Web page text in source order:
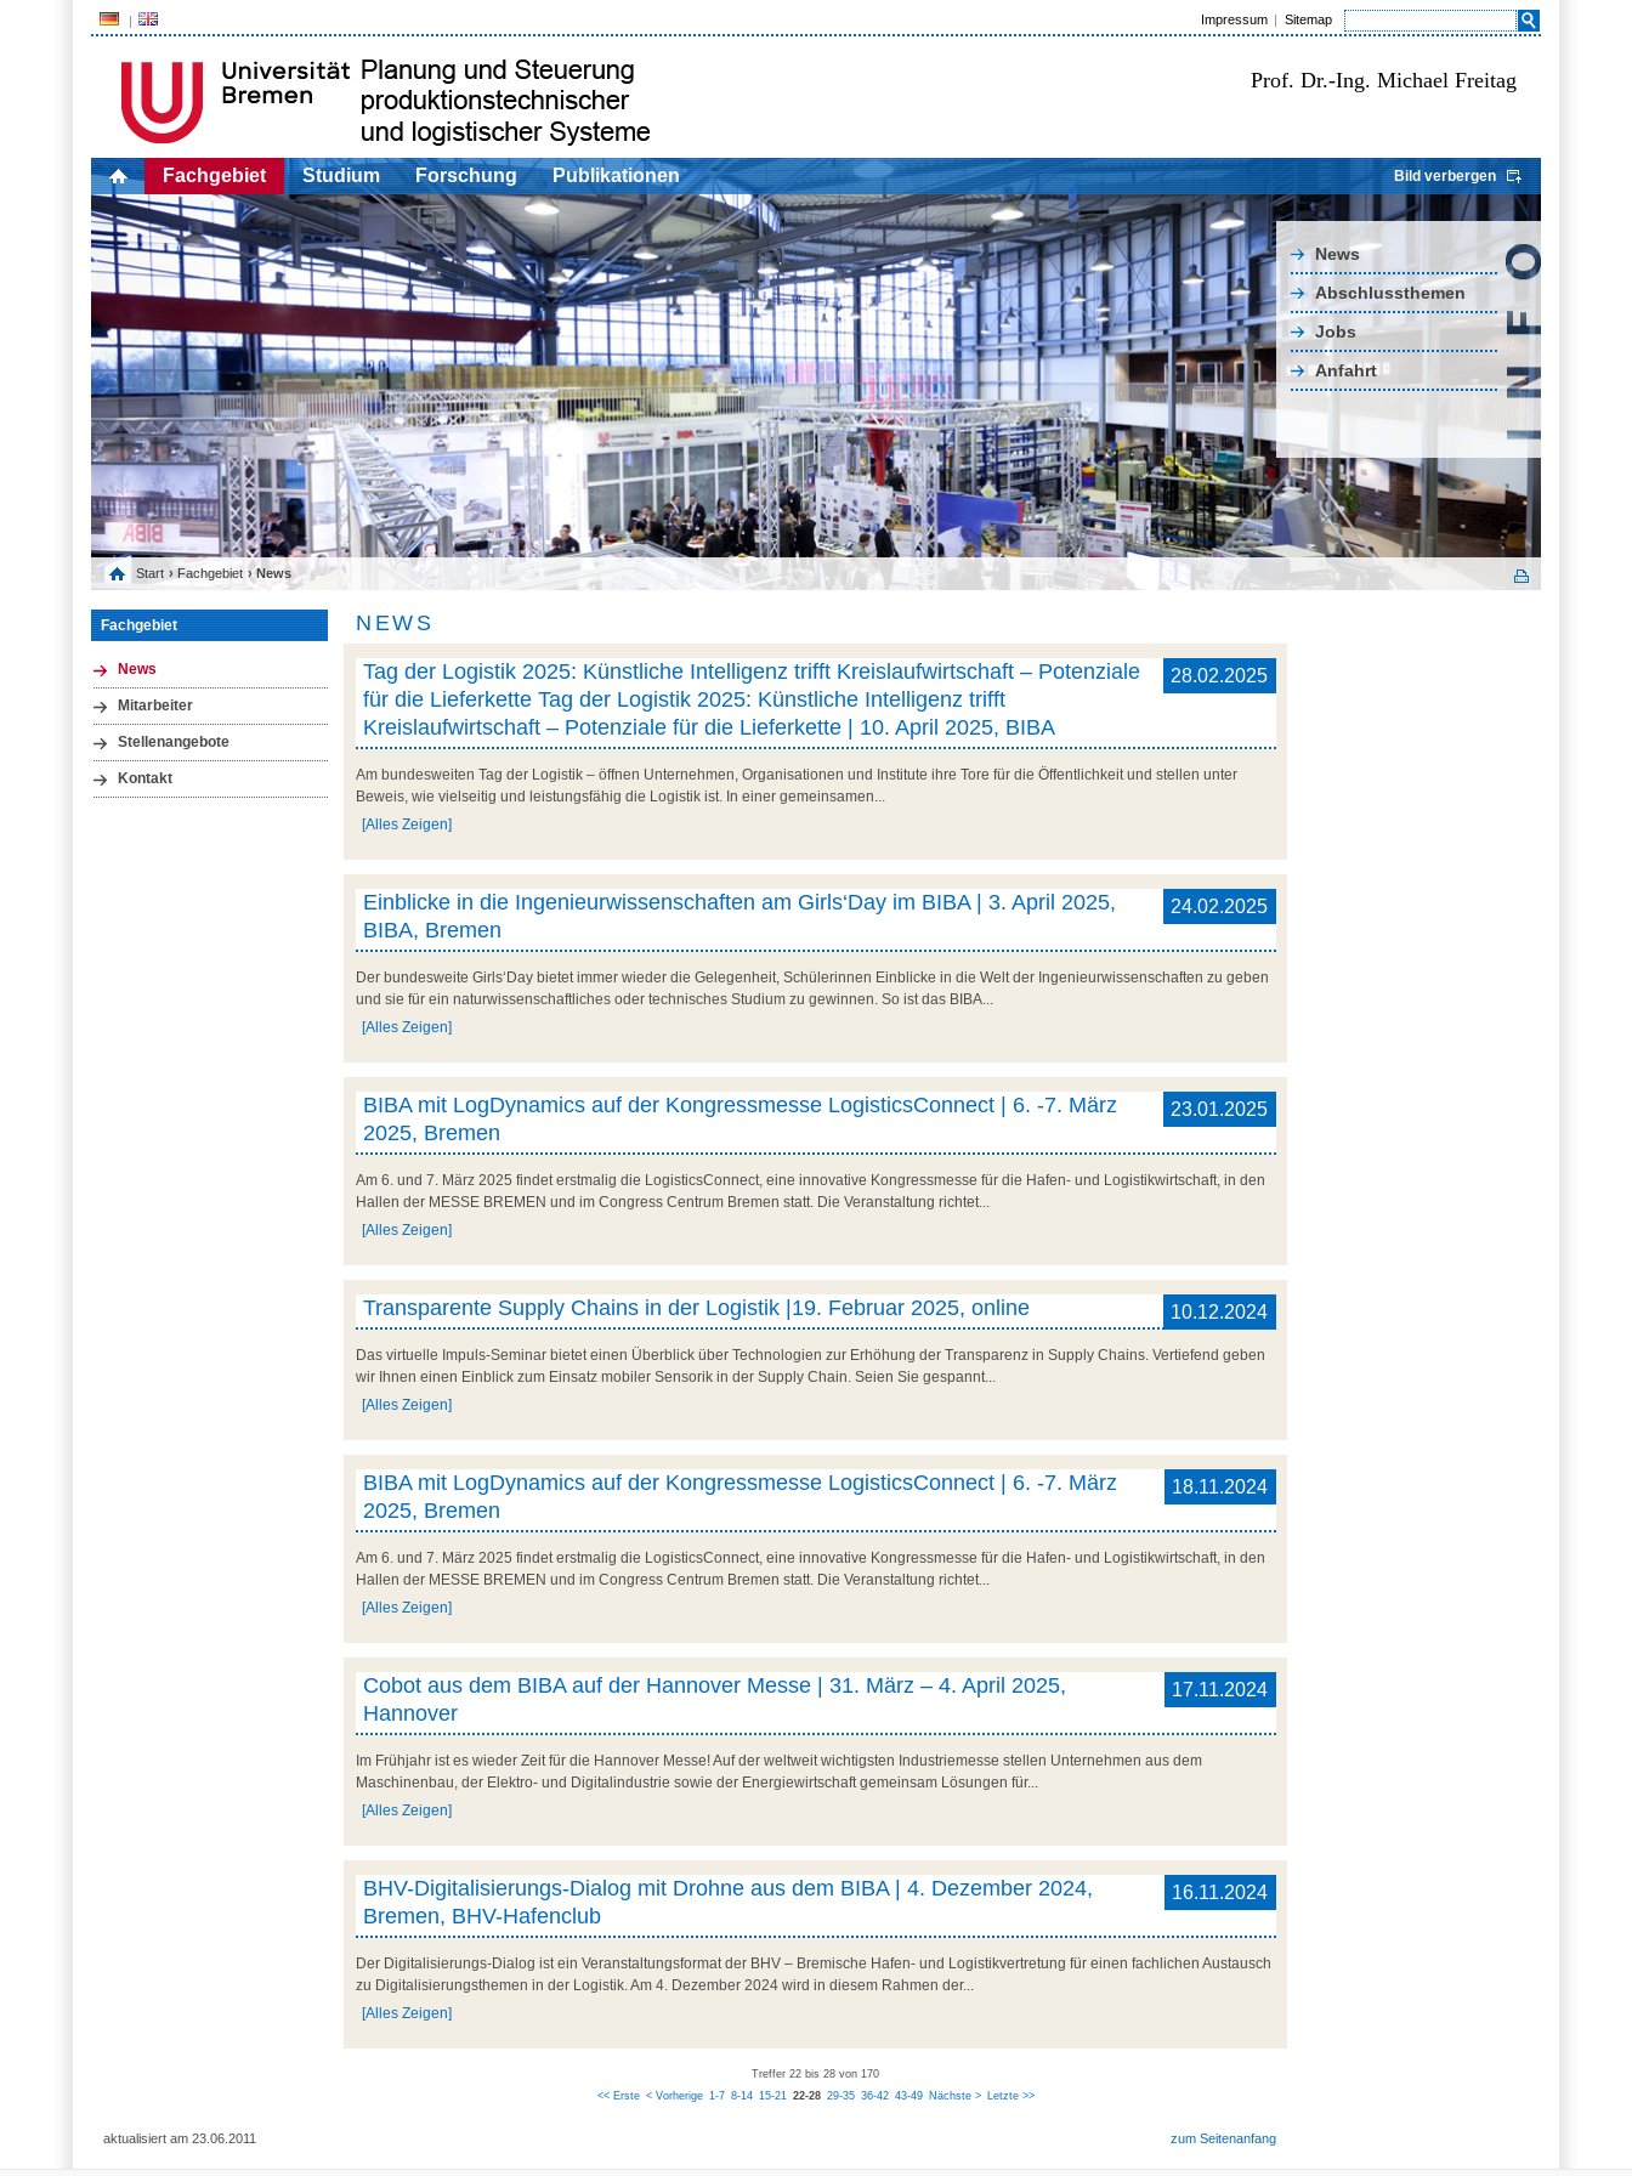
Impressum Sitemap
Prof. Dr.-Ing. Michael Freitag
Fachgebiet Studium Forschung Publikationen Bild verbergen
News
Abschlussthemen
Jobs
Anfahrt
Start › Fachgebiet › News
Fachgebiet
News
Mitarbeiter
Stellenangebote
Kontakt
NEWS
28.02.2025
Tag der Logistik 2025: Künstliche Intelligenz trifft Kreislaufwirtschaft – Potenziale
für die Lieferkette Tag der Logistik 2025: Künstliche Intelligenz trifft
Kreislaufwirtschaft – Potenziale für die Lieferkette | 10. April 2025, BIBA
Am bundesweiten Tag der Logistik – öffnen Unternehmen, Organisationen und Institute ihre Tore für die Öffentlichkeit und stellen unter
Beweis, wie vielseitig und leistungsfähig die Logistik ist. In einer gemeinsamen...
[Alles Zeigen]
24.02.2025
Einblicke in die Ingenieurwissenschaften am Girls‘Day im BIBA | 3. April 2025,
BIBA, Bremen
Der bundesweite Girls‘Day bietet immer wieder die Gelegenheit, Schülerinnen Einblicke in die Welt der Ingenieurwissenschaften zu geben
und sie für ein naturwissenschaftliches oder technisches Studium zu gewinnen. So ist das BIBA...
[Alles Zeigen]
23.01.2025
BIBA mit LogDynamics auf der Kongressmesse LogisticsConnect | 6. -7. März
2025, Bremen
Am 6. und 7. März 2025 findet erstmalig die LogisticsConnect, eine innovative Kongressmesse für die Hafen- und Logistikwirtschaft, in den
Hallen der MESSE BREMEN und im Congress Centrum Bremen statt. Die Veranstaltung richtet...
[Alles Zeigen]
10.12.2024
Transparente Supply Chains in der Logistik |19. Februar 2025, online
Das virtuelle Impuls-Seminar bietet einen Überblick über Technologien zur Erhöhung der Transparenz in Supply Chains. Vertiefend geben
wir Ihnen einen Einblick zum Einsatz mobiler Sensorik in der Supply Chain. Seien Sie gespannt...
[Alles Zeigen]
18.11.2024
BIBA mit LogDynamics auf der Kongressmesse LogisticsConnect | 6. -7. März
2025, Bremen
Am 6. und 7. März 2025 findet erstmalig die LogisticsConnect, eine innovative Kongressmesse für die Hafen- und Logistikwirtschaft, in den
Hallen der MESSE BREMEN und im Congress Centrum Bremen statt. Die Veranstaltung richtet...
[Alles Zeigen]
17.11.2024
Cobot aus dem BIBA auf der Hannover Messe | 31. März – 4. April 2025,
Hannover
Im Frühjahr ist es wieder Zeit für die Hannover Messe! Auf der weltweit wichtigsten Industriemesse stellen Unternehmen aus dem
Maschinenbau, der Elektro- und Digitalindustrie sowie der Energiewirtschaft gemeinsam Lösungen für...
[Alles Zeigen]
16.11.2024
BHV-Digitalisierungs-Dialog mit Drohne aus dem BIBA | 4. Dezember 2024,
Bremen, BHV-Hafenclub
Der Digitalisierungs-Dialog ist ein Veranstaltungsformat der BHV – Bremische Hafen- und Logistikvertretung für einen fachlichen Austausch
zu Digitalisierungsthemen in der Logistik. Am 4. Dezember 2024 wird in diesem Rahmen der...
[Alles Zeigen]
Treffer 22 bis 28 von 170
<< Erste < Vorherige 1-7 8-14 15-21 22-28 29-35 36-42 43-49 Nächste > Letzte >>
aktualisiert am 23.06.2011 zum Seitenanfang